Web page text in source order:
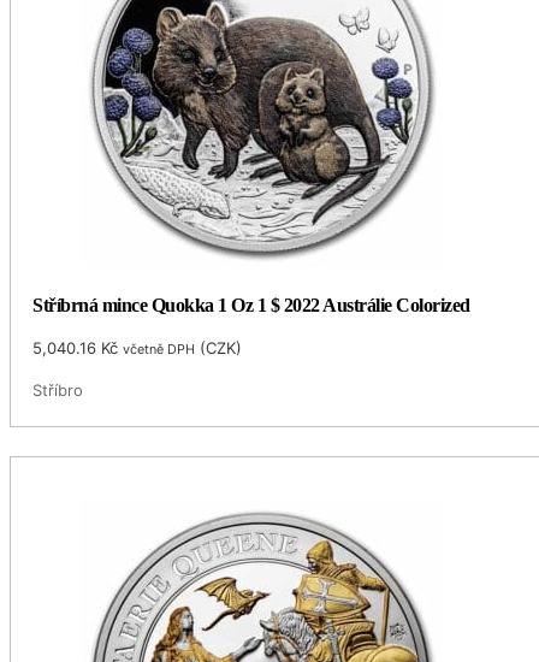
Stříbrná mince Quokka 1 Oz 1 $ 2022 Austrálie Colorized
5,040.16 Kč včetně DPH (CZK)
Stříbro